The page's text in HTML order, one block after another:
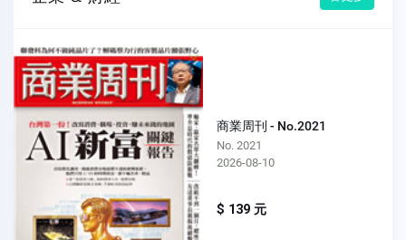
商業周刊 - No.2021
No. 2021
2026-08-10
$ 139 元